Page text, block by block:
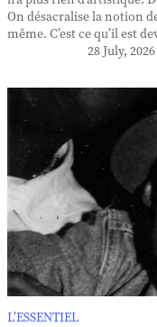
On désacralise la notion
même. C’est ce qu’il est
28 July, 2026
L’ESSENTIEL